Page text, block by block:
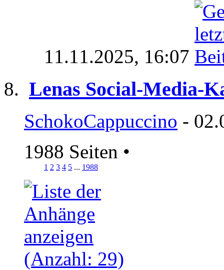
11.11.2025, 16:07
Lenas Social-Media-
SchokoCappuccino -
1988 Seiten •
1 2 3 4 5 ... 1988